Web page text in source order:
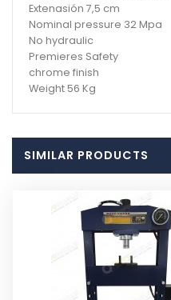
Extenasión 7,5 cm
Nominal pressure 32 Mpa
No hydraulic
Premieres Safety
chrome finish
Weight 56 Kg
SIMILAR PRODUCTS